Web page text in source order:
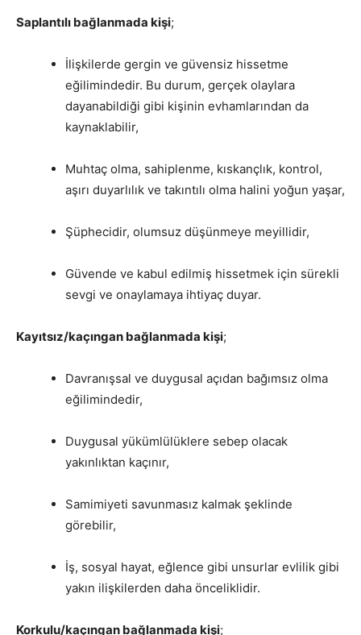
Saplantılı bağlanmada kişi;
İlişkilerde gergin ve güvensiz hissetme
eğilimindedir. Bu durum, gerçek olaylara
dayanabildiği gibi kişinin evhamlarından da
kaynaklabilir,
Muhtaç olma, sahiplenme, kıskançlık, kontrol,
aşırı duyarlılık ve takıntılı olma halini yoğun yaşar,
Şüphecidir, olumsuz düşünmeye meyillidir,
Güvende ve kabul edilmiş hissetmek için sürekli
sevgi ve onaylamaya ihtiyaç duyar.
Kayıtsız/kaçıngan bağlanmada kişi;
Davranışsal ve duygusal açıdan bağımsız olma
eğilimindedir,
Duygusal yükümlülüklere sebep olacak
yakınlıktan kaçınır,
Samimiyeti savunmasız kalmak şeklinde
görebilir,
İş, sosyal hayat, eğlence gibi unsurlar evlilik gibi
yakın ilişkilerden daha önceliklidir.
Korkulu/kaçıngan bağlanmada kişi;